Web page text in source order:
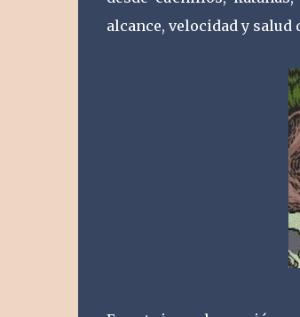
alcance, velocidad y salud